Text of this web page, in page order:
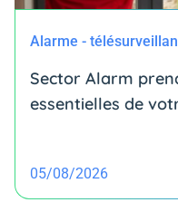
Alarme -
Sector Alarm
essentielles de
05/08/2026